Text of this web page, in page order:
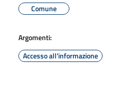
Comune
Argomenti:
Accesso all'informazione